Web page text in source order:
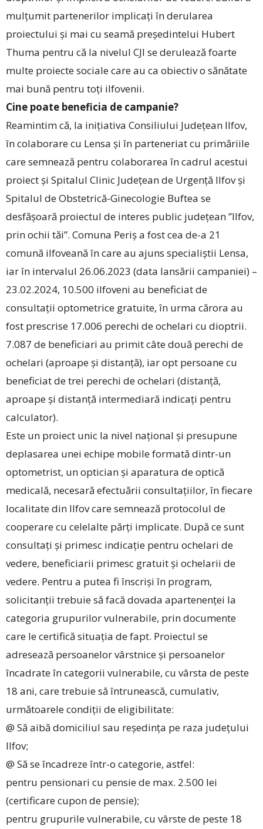
mulțumit partenerilor implicați în derularea
proiectului și mai cu seamă președintelui Hubert
Thuma pentru că la nivelul CJI se derulează foarte
multe proiecte sociale care au ca obiectiv o sănătate
mai bună pentru toți ilfovenii.
Cine poate beneficia de campanie?
Reamintim că, la inițiativa Consiliului Județean Ilfov,
în colaborare cu Lensa și în parteneriat cu primăriile
care semnează pentru colaborarea în cadrul acestui
proiect și Spitalul Clinic Județean de Urgență Ilfov și
Spitalul de Obstetrică-Ginecologie Buftea se
desfășoară proiectul de interes public județean ”Ilfov,
prin ochii tăi”. Comuna Periș a fost cea de-a 21
comună ilfoveană în care au ajuns specialiștii Lensa,
iar în intervalul 26.06.2023 (data lansării campaniei) –
23.02.2024, 10.500 ilfoveni au beneficiat de
consultații optometrice gratuite, în urma cărora au
fost prescrise 17.006 perechi de ochelari cu dioptrii.
7.087 de beneficiari au primit câte două perechi de
ochelari (aproape și distanță), iar opt persoane cu
beneficiat de trei perechi de ochelari (distanță,
aproape și distanță intermediară indicați pentru
calculator).
Este un proiect unic la nivel național și presupune
deplasarea unei echipe mobile formată dintr-un
optometrist, un optician și aparatura de optică
medicală, necesară efectuării consultațiilor, în fiecare
localitate din Ilfov care semnează protocolul de
cooperare cu celelalte părți implicate. După ce sunt
consultați și primesc indicație pentru ochelari de
vedere, beneficiarii primesc gratuit și ochelarii de
vedere. Pentru a putea fi înscriși în program,
solicitanții trebuie să facă dovada apartenenței la
categoria grupurilor vulnerabile, prin documente
care le certifică situația de fapt. Proiectul se
adresează persoanelor vârstnice și persoanelor
încadrate în categorii vulnerabile, cu vârsta de peste
18 ani, care trebuie să întrunească, cumulativ,
următoarele condiții de eligibilitate:
@ Să aibă domiciliul sau reședința pe raza județului
Ilfov;
@ Să se încadreze într-o categorie, astfel:
pentru pensionari cu pensie de max. 2.500 lei
(certificare cupon de pensie);
pentru grupurile vulnerabile, cu vârste de peste 18